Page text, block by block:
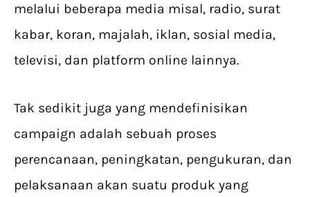
melalui beberapa media misal, radio, surat
kabar, koran, majalah, iklan, sosial media,
televisi, dan platform online lainnya.
Tak sedikit juga yang mendefinisikan
campaign adalah sebuah proses
perencanaan, peningkatan, pengukuran, dan
pelaksanaan akan suatu produk yang